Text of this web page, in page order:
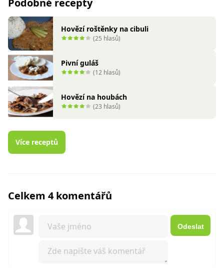
Podobné recepty
Hovězí roštěnky na cibuli
(25 hlasů)
Pivní guláš
(12 hlasů)
Hovězí na houbách
(23 hlasů)
Více receptů
Celkem 4 komentářů
Odeslat